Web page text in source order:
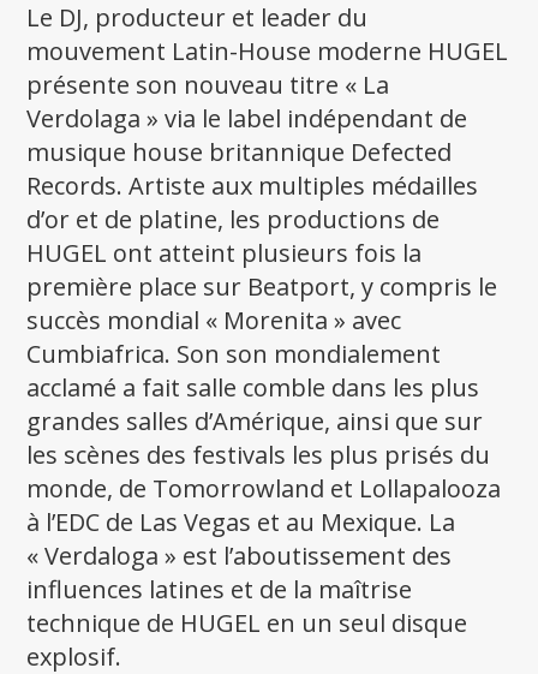
Le DJ, producteur et leader du
mouvement Latin-House moderne HUGEL
présente son nouveau titre « La
Verdolaga » via le label indépendant de
musique house britannique Defected
Records. Artiste aux multiples médailles
d’or et de platine, les productions de
HUGEL ont atteint plusieurs fois la
première place sur Beatport, y compris le
succès mondial « Morenita » avec
Cumbiafrica. Son son mondialement
acclamé a fait salle comble dans les plus
grandes salles d’Amérique, ainsi que sur
les scènes des festivals les plus prisés du
monde, de Tomorrowland et Lollapalooza
à l’EDC de Las Vegas et au Mexique. La
« Verdaloga » est l’aboutissement des
influences latines et de la maîtrise
technique de HUGEL en un seul disque
explosif.